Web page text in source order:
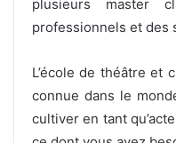
plusieurs master
professionnels et des
L’école de théâtre et
connue dans le
cultiver en tant